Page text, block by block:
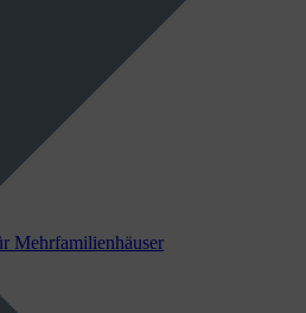
Mehrfamilienhäuser